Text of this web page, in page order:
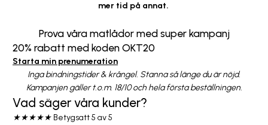
mer tid på annat.
Prova våra matlådor med super kampanj
20% rabatt med kodenOKT20
Starta min prenumeration
Inga bindningstider & krångel. Stanna så länge du är nöjd.
Kampanjen gäller t.o.m. 18/10 och hela första beställningen.
Vad säger våra kunder?
★★★★★ Betygsatt 5 av 5